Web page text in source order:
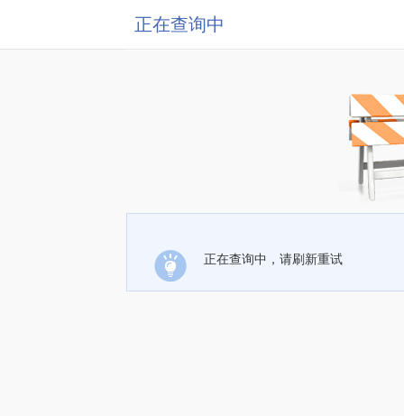
正在查询中
正在查询中，请刷新重试